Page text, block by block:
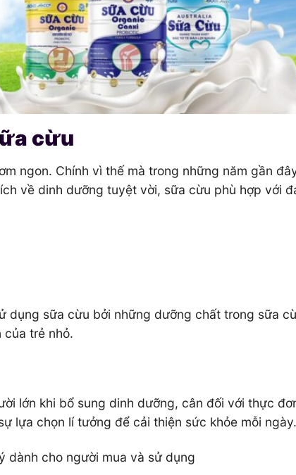
cừu
ngon. Chính vì thế mà trong những năm gần
về dinh dưỡng tuyệt vời, sữa cừu phù hợp với
dụng sữa cừu bởi những dưỡng chất trong sữa
của trẻ nhỏ.
lớn khi bổ sung dinh dưỡng, cân đối với thực
lựa chọn lí tưởng để cải thiện sức khỏe mỗi ngày.
dành cho người mua và sử dụng